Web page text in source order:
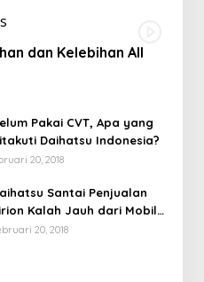
dan Kelebihan All
Pakai CVT, Apa yang
Daihatsu Indonesia?
20, 2018
Santai Penjualan
Kalah Jauh dari Mobil
20, 2018